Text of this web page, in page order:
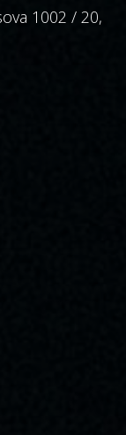
1002 / 20,